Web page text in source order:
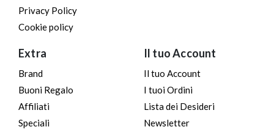
Privacy Policy
Cookie policy
Extra
Brand
Buoni Regalo
Affiliati
Speciali
Il tuo Account
Il tuo Account
I tuoi Ordini
Lista dei Desideri
Newsletter